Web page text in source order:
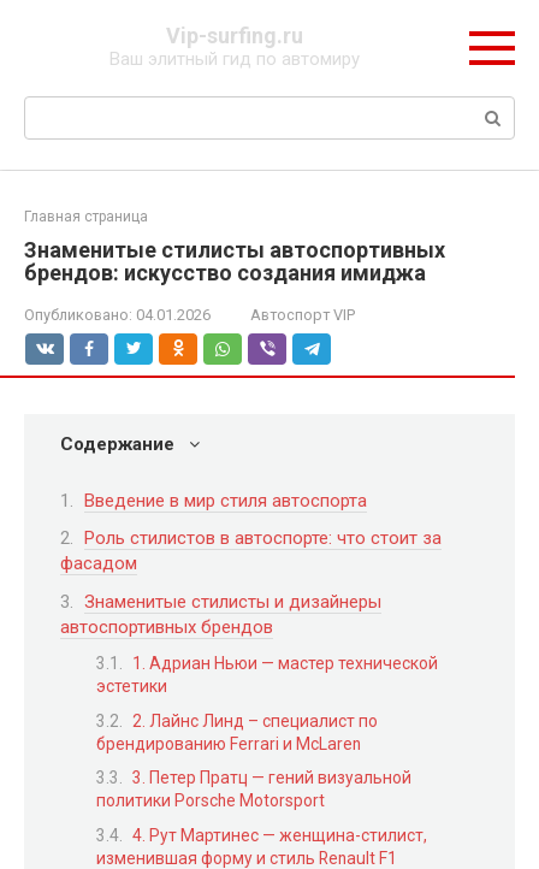
Vip-surfing.ru
Ваш элитный гид по автомиру
Поиск:
Главная страница
Знаменитые стилисты автоспортивных
брендов: искусство создания имиджа
Опубликовано: 04.01.2026 Автоспорт VIP
Содержание
Введение в мир стиля автоспорта
Роль стилистов в автоспорте: что стоит за
фасадом
Знаменитые стилисты и дизайнеры
автоспортивных брендов
1. Адриан Ньюи — мастер технической
эстетики
2. Лайнс Линд – специалист по
брендированию Ferrari и McLaren
3. Петер Пратц — гений визуальной
политики Porsche Motorsport
4. Рут Мартинес — женщина-стилист,
изменившая форму и стиль Renault F1